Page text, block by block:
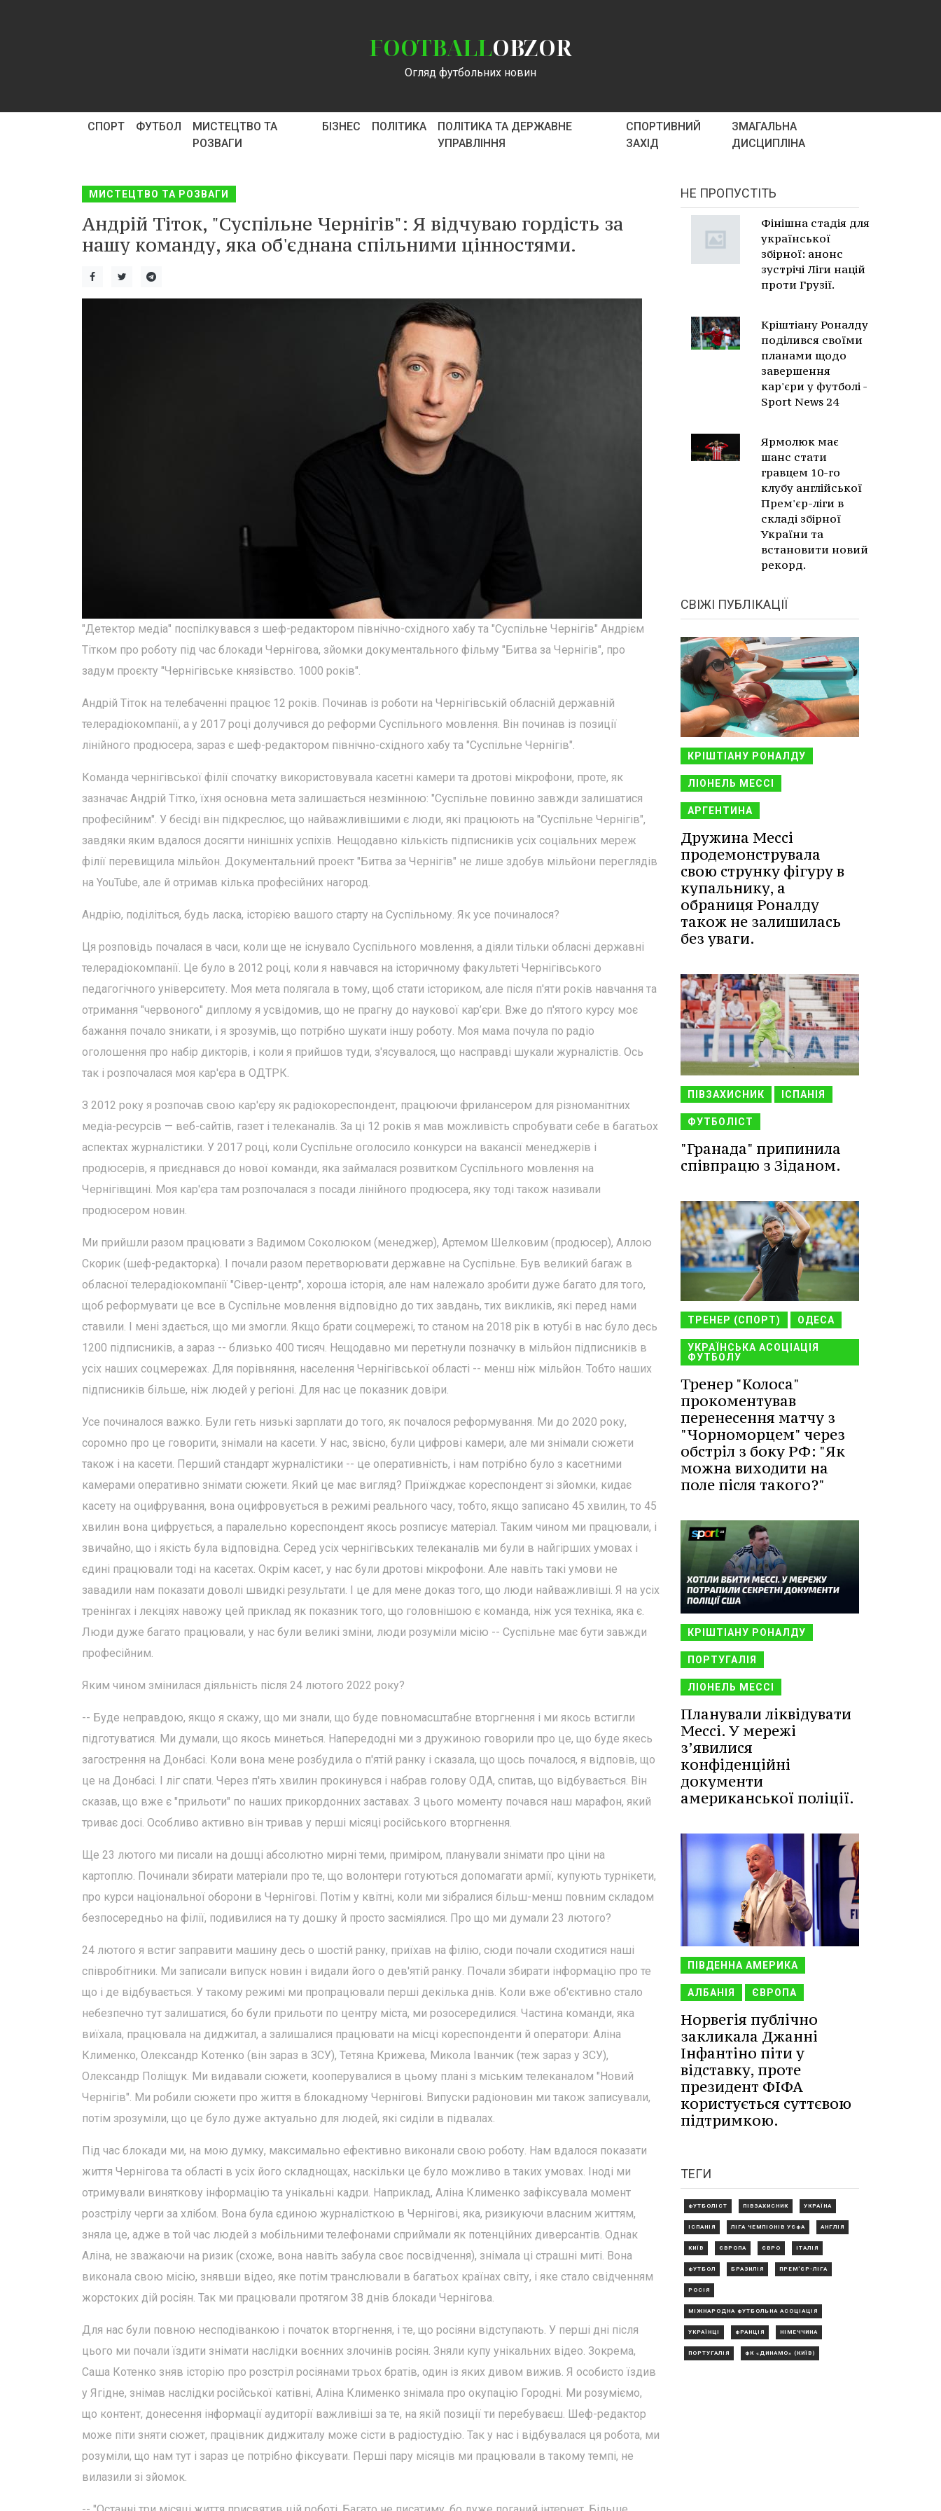
FOOTBALLOBZOR
Огляд футбольних новин
СПОРТ ФУТБОЛ
МИСТЕЦТВО ТА
РОЗВАГИ
БІЗНЕС ПОЛІТИКА
ПОЛІТИКА ТА ДЕРЖАВНЕ
УПРАВЛІННЯ
СПОРТИВНИЙ
ЗАХІД
ЗМАГАЛЬНА
ДИСЦИПЛІНА
МИСТЕЦТВО ТА РОЗВАГИ
Андрій Тіток, "Суспільне Чернігів": Я відчуваю гордість за
нашу команду, яка об'єднана спільними цінностями.
"Детектор медіа" поспілкувався з шеф-редактором північно-східного хабу та "Суспільне Чернігів" Андрієм
Тітком про роботу під час блокади Чернігова, зйомки документального фільму "Битва за Чернігів", про
задум проєкту "Чернігівське князівство. 1000 років".
Андрій Тіток на телебаченні працює 12 років. Починав із роботи на Чернігівській обласній державній
телерадіокомпанії, а у 2017 році долучився до реформи Суспільного мовлення. Він починав із позиції
лінійного продюсера, зараз є шеф-редактором північно-східного хабу та "Суспільне Чернігів".
Команда чернігівської філії спочатку використовувала касетні камери та дротові мікрофони, проте, як
зазначає Андрій Тітко, їхня основна мета залишається незмінною: "Суспільне повинно завжди залишатися
професійним". У бесіді він підкреслює, що найважливішими є люди, які працюють на "Суспільне Чернігів",
завдяки яким вдалося досягти нинішніх успіхів. Нещодавно кількість підписників усіх соціальних мереж
філії перевищила мільйон. Документальний проект "Битва за Чернігів" не лише здобув мільйони переглядів
на YouTube, але й отримав кілька професійних нагород.
Андрію, поділіться, будь ласка, історією вашого старту на Суспільному. Як усе починалося?
Ця розповідь почалася в часи, коли ще не існувало Суспільного мовлення, а діяли тільки обласні державні
телерадіокомпанії. Це було в 2012 році, коли я навчався на історичному факультеті Чернігівського
педагогічного університету. Моя мета полягала в тому, щоб стати істориком, але після п'яти років навчання та
отримання "червоного" диплому я усвідомив, що не прагну до наукової кар’єри. Вже до п'ятого курсу моє
бажання почало зникати, і я зрозумів, що потрібно шукати іншу роботу. Моя мама почула по радіо
оголошення про набір дикторів, і коли я прийшов туди, з'ясувалося, що насправді шукали журналістів. Ось
так і розпочалася моя кар'єра в ОДТРК.
З 2012 року я розпочав свою кар'єру як радіокореспондент, працюючи фрилансером для різноманітних
медіа-ресурсів — веб-сайтів, газет і телеканалів. За ці 12 років я мав можливість спробувати себе в багатьох
аспектах журналістики. У 2017 році, коли Суспільне оголосило конкурси на вакансії менеджерів і
продюсерів, я приєднався до нової команди, яка займалася розвитком Суспільного мовлення на
Чернігівщині. Моя кар'єра там розпочалася з посади лінійного продюсера, яку тоді також називали
продюсером новин.
Ми прийшли разом працювати з Вадимом Соколюком (менеджер), Артемом Шелковим (продюсер), Аллою
Скорик (шеф-редакторка). І почали разом перетворювати державне на Суспільне. Був великий багаж в
обласної телерадіокомпанії "Сівер-центр", хороша історія, але нам належало зробити дуже багато для того,
щоб реформувати це все в Суспільне мовлення відповідно до тих завдань, тих викликів, які перед нами
ставили. І мені здається, що ми змогли. Якщо брати соцмережі, то станом на 2018 рік в ютубі в нас було десь
1200 підписників, а зараз -- близько 400 тисяч. Нещодавно ми перетнули позначку в мільйон підписників в
усіх наших соцмережах. Для порівняння, населення Чернігівської області -- менш ніж мільйон. Тобто наших
підписників більше, ніж людей у регіоні. Для нас це показник довіри.
Усе починалося важко. Були геть низькі зарплати до того, як почалося реформування. Ми до 2020 року,
соромно про це говорити, знімали на касети. У нас, звісно, були цифрові камери, але ми знімали сюжети
також і на касети. Перший стандарт журналістики -- це оперативність, і нам потрібно було з касетними
камерами оперативно знімати сюжети. Який це має вигляд? Приїжджає кореспондент зі зйомки, кидає
касету на оцифрування, вона оцифровується в режимі реального часу, тобто, якщо записано 45 хвилин, то 45
хвилин вона цифрується, а паралельно кореспондент якось розписує матеріал. Таким чином ми працювали, і
звичайно, що і якість була відповідна. Серед усіх чернігівських телеканалів ми були в найгірших умовах і
єдині працювали тоді на касетах. Окрім касет, у нас були дротові мікрофони. Але навіть такі умови не
завадили нам показати доволі швидкі результати. І це для мене доказ того, що люди найважливіші. Я на усіх
тренінгах і лекціях навожу цей приклад як показник того, що головнішою є команда, ніж уся техніка, яка є.
Люди дуже багато працювали, у нас були великі зміни, люди розуміли місію -- Суспільне має бути завжди
професійним.
Яким чином змінилася діяльність після 24 лютого 2022 року?
-- Буде неправдою, якщо я скажу, що ми знали, що буде повномасштабне вторгнення і ми якось встигли
підготуватися. Ми думали, що якось минеться. Напередодні ми з дружиною говорили про це, що буде якесь
загострення на Донбасі. Коли вона мене розбудила о п'ятій ранку і сказала, що щось почалося, я відповів, що
це на Донбасі. І ліг спати. Через п'ять хвилин прокинувся і набрав голову ОДА, спитав, що відбувається. Він
сказав, що вже є "прильоти" по наших прикордонних заставах. З цього моменту почався наш марафон, який
триває досі. Особливо активно він тривав у перші місяці російського вторгнення.
Ще 23 лютого ми писали на дошці абсолютно мирні теми, приміром, планували знімати про ціни на
картоплю. Починали збирати матеріали про те, що волонтери готуються допомагати армії, купують турнікети,
про курси національної оборони в Чернігові. Потім у квітні, коли ми зібралися більш-менш повним складом
безпосередньо на філії, подивилися на ту дошку й просто засміялися. Про що ми думали 23 лютого?
24 лютого я встиг заправити машину десь о шостій ранку, приїхав на філію, сюди почали сходитися наші
співробітники. Ми записали випуск новин і видали його о дев'ятій ранку. Почали збирати інформацію про те
що і де відбувається. У такому режимі ми пропрацювали перші декілька днів. Коли вже об'єктивно стало
небезпечно тут залишатися, бо були прильоти по центру міста, ми розосередилися. Частина команди, яка
виїхала, працювала на диджитал, а залишалися працювати на місці кореспонденти й оператори: Аліна
Клименко, Олександр Котенко (він зараз в ЗСУ), Тетяна Крижева, Микола Іванчик (теж зараз у ЗСУ),
Олександр Поліщук. Ми видавали сюжети, кооперувалися в цьому плані з міським телеканалом "Новий
Чернігів". Ми робили сюжети про життя в блокадному Чернігові. Випуски радіоновин ми також записували,
потім зрозуміли, що це було дуже актуально для людей, які сиділи в підвалах.
Під час блокади ми, на мою думку, максимально ефективно виконали свою роботу. Нам вдалося показати
життя Чернігова та області в усіх його складнощах, наскільки це було можливо в таких умовах. Іноді ми
отримували виняткову інформацію та унікальні кадри. Наприклад, Аліна Клименко зафіксувала момент
розстрілу черги за хлібом. Вона була єдиною журналісткою в Чернігові, яка, ризикуючи власним життям,
зняла це, адже в той час людей з мобільними телефонами сприймали як потенційних диверсантів. Однак
Аліна, не зважаючи на ризик (схоже, вона навіть забула своє посвідчення), знімала ці страшні миті. Вона
виконала свою місію, знявши відео, яке потім транслювали в багатьох країнах світу, і яке стало свідченням
жорстоких дій росіян. Так ми працювали протягом 38 днів блокади Чернігова.
Для нас були повною несподіванкою і початок вторгнення, і те, що росіяни відступають. У перші дні після
цього ми почали їздити знімати наслідки воєнних злочинів росіян. Зняли купу унікальних відео. Зокрема,
Саша Котенко зняв історію про розстріл росіянами трьох братів, один із яких дивом вижив. Я особисто їздив
у Ягідне, знімав наслідки російської катівні, Аліна Клименко знімала про окупацію Городні. Ми розуміємо,
що контент, донесення інформації аудиторії важливіші за те, на якій позиції ти перебуваєш. Шеф-редактор
може піти зняти сюжет, працівник диджиталу може сісти в радіостудію. Так у нас і відбувалася ця робота, ми
розуміли, що нам тут і зараз це потрібно фіксувати. Перші пару місяців ми працювали в такому темпі, не
вилазили зі зйомок.
НЕ ПРОПУСТІТЬ
Фінішна стадія для
української
збірної: анонс
зустрічі Ліги націй
проти Грузії.
Кріштіану Роналду
поділився своїми
планами щодо
завершення
кар'єри у футболі -
Sport News 24
Ярмолюк має
шанс стати
гравцем 10-го
клубу англійської
Прем'єр-ліги в
складі збірної
України та
встановити новий
рекорд.
СВІЖІ ПУБЛІКАЦІЇ
КРІШТІАНУ РОНАЛДУ
ЛІОНЕЛЬ МЕССІ
АРГЕНТИНА
Дружина Мессі
продемонструвала
свою струнку фігуру в
купальнику, а
обраниця Роналду
також не залишилась
без уваги.
ПІВЗАХИСНИК ІСПАНІЯ
ФУТБОЛІСТ
"Гранада" припинила
співпрацю з Зіданом.
ТРЕНЕР (СПОРТ) ОДЕСА
УКРАЇНСЬКА АСОЦІАЦІЯ
ФУТБОЛУ
Тренер "Колоса"
прокоментував
перенесення матчу з
"Чорноморцем" через
обстріл з боку РФ: "Як
можна виходити на
поле після такого?"
КРІШТІАНУ РОНАЛДУ
ПОРТУГАЛІЯ
ЛІОНЕЛЬ МЕССІ
Планували ліквідувати
Мессі. У мережі
з’явилися
конфіденційні
документи
американської поліції.
ПІВДЕННА АМЕРИКА
АЛБАНІЯ ЄВРОПА
Норвегія публічно
закликала Джанні
Інфантіно піти у
відставку, проте
президент ФІФА
користується суттєвою
підтримкою.
ТЕГИ
ФУТБОЛІСТ ПІВЗАХИСНИК УКРАЇНА
ІСПАНІЯ ЛІГА ЧЕМПІОНІВ УЄФА АНГЛІЯ
КИЇВ ЄВРОПА ЄВРО ІТАЛІЯ
ФУТБОЛ БРАЗИЛІЯ ПРЕМ'ЄР-ЛІГА
РОСІЯ
МІЖНАРОДНА ФУТБОЛЬНА АСОЦІАЦІЯ
УКРАЇНЦІ ФРАНЦІЯ НІМЕЧЧИНА
ПОРТУГАЛІЯ ФК «ДИНАМО» (КИЇВ)